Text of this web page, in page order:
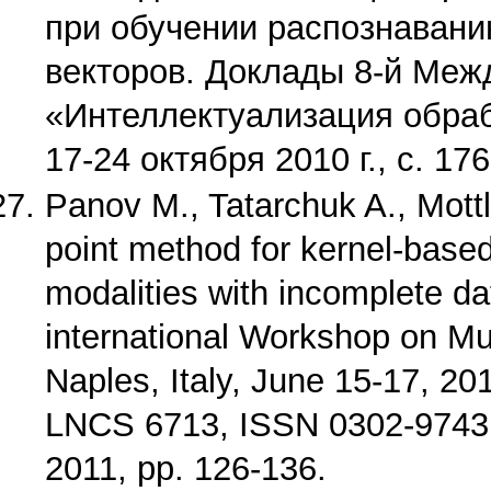
при обучении
векторов. Доклады 8-й
«Интеллектуализация
17-24 октября 2010 г., с.
Panov M., Tatarchuk A.,
point method for kernel-
modalities with incomplete
international Workshop on
Naples, Italy, June 15-17,
LNCS 6713, ISSN 0302-
2011, pp. 126-136.